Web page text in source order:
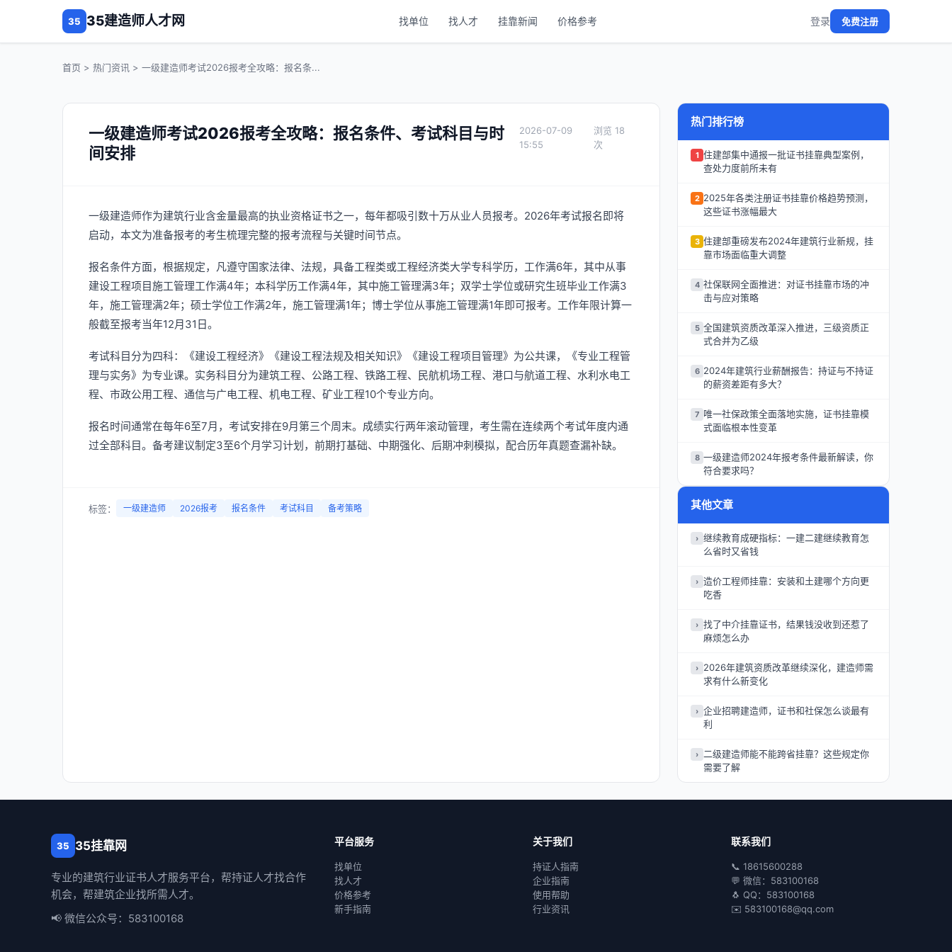
35 35建造师人才网 找单位 找人才 挂靠新闻 价格参考 登录 免费注册
首页 > 热门资讯 > 一级建造师考试2026报考全攻略：报名条...
一级建造师考试2026报考全攻略：报名条件、考试科目与时
间安排
2026-07-09
15:55
18
一级建造师作为建筑行业含金量最高的执业资格证书之一，每年都吸引数十万从业人员报考。2026年考试报名即将
启动，本文为准备报考的考生梳理完整的报考流程与关键时间节点。
报名条件方面，根据规定，凡遵守国家法律、法规，具备工程类或工程经济类大学专科学历，工作满6年，其中从事
建设工程项目施工管理工作满4年；本科学历工作满4年，其中施工管理满3年；双学士学位或研究生班毕业工作满3
年，施工管理满2年；硕士学位工作满2年，施工管理满1年；博士学位从事施工管理满1年即可报考。工作年限计算一
般截至报考当年12月31日。
考试科目分为四科：《建设工程经济》《建设工程法规及相关知识》《建设工程项目管理》为公共课，《专业工程管
理与实务》为专业课。实务科目分为建筑工程、公路工程、铁路工程、民航机场工程、港口与航道工程、水利水电工
程、市政公用工程、通信与广电工程、机电工程、矿业工程10个专业方向。
报名时间通常在每年6至7月，考试安排在9月第三个周末。成绩实行两年滚动管理，考生需在连续两个考试年度内通
过全部科目。备考建议制定3至6个月学习计划，前期打基础、中期强化、后期冲刺模拟，配合历年真题查漏补缺。
标签： 一级建造师 2026报考 报名条件 考试科目 备考策略
热门排行榜
1 住建部集中通报一批证书挂靠典型案例，
查处力度前所未有
2 2025年各类注册证书挂靠价格趋势预测，
这些证书涨幅最大
3 住建部重磅发布2024年建筑行业新规，挂
靠市场面临重大调整
4 社保联网全面推进：对证书挂靠市场的冲
击与应对策略
5 全国建筑资质改革深入推进，三级资质正
式合并为乙级
6 2024年建筑行业薪酬报告：持证与不持证
的薪资差距有多大？
7 唯一社保政策全面落地实施，证书挂靠模
式面临根本性变革
8 一级建造师2024年报考条件最新解读，你
符合要求吗？
其他文章
› 继续教育成硬指标：一建二建继续教育怎
么省时又省钱
› 造价工程师挂靠：安装和土建哪个方向更
吃香
› 找了中介挂靠证书，结果钱没收到还惹了
麻烦怎么办
› 2026年建筑资质改革继续深化，建造师需
求有什么新变化
› 企业招聘建造师，证书和社保怎么谈最有
利
› 二级建造师能不能跨省挂靠？这些规定你
需要了解
35 35挂靠网
专业的建筑行业证书人才服务平台，帮持证人才找合作
机会，帮建筑企业找所需人才。
📢 微信公众号：583100168
平台服务
找单位
找人才
价格参考
新手指南
关于我们
持证人指南
企业指南
使用帮助
行业资讯
联系我们
📞 18615600288
💬 微信：583100168
🐧 QQ：583100168
✉️ 583100168@qq.com